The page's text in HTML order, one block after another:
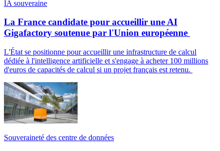
IA souveraine
La France candidate pour accueillir une AI
Gigafactory soutenue par l'Union européenne
L'État se positionne pour accueillir une infrastructure de calcul
dédiée à l'intelligence artificielle et s'engage à acheter 100 millions
d'euros de capacités de calcul si un projet français est retenu.
Souveraineté des centre de données